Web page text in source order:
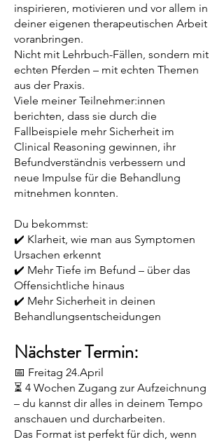
inspirieren, motivieren und vor allem in
deiner eigenen therapeutischen Arbeit
voranbringen.
Nicht mit Lehrbuch-Fällen, sondern mit
echten Pferden – mit echten Themen
aus der Praxis.
Viele meiner Teilnehmer:innen
berichten, dass sie durch die
Fallbeispiele mehr Sicherheit im
Clinical Reasoning gewinnen, ihr
Befundverständnis verbessern und
neue Impulse für die Behandlung
mitnehmen konnten.
Du bekommst:
✔️ Klarheit, wie man aus Symptomen
Ursachen erkennt
✔️ Mehr Tiefe im Befund – über das
Offensichtliche hinaus
✔️ Mehr Sicherheit in deinen
Behandlungsentscheidungen
Nächster Termin:
📅 Freitag 24.April
⏳ 4 Wochen Zugang zur Aufzeichnung
– du kannst dir alles in deinem Tempo
anschauen und durcharbeiten.
Das Format ist perfekt für dich, wenn